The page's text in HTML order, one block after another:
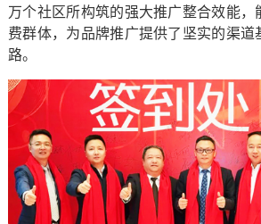
万个社区所构筑的强大推广整合效能，
费群体，为品牌推广提供了坚实的渠道
路。